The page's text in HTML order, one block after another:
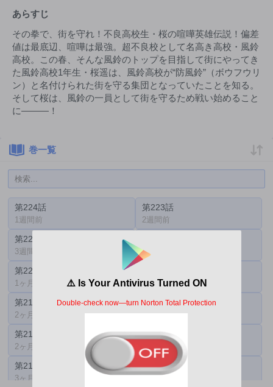
あらすじ
その拳で、街を守れ！不良高校生・桜の喧嘩英雄伝説！偏差
値は最底辺、喧嘩は最強。超不良校として名高き高校・風鈴
高校。この春、そんな風鈴のトップを目指して街にやってき
た風鈴高校1年生・桜遥は、風鈴高校が“防風鈴”（ボウフウリ
ン）と名付けられた街を守る集団となっていたことを知る。
そして桜は、風鈴の一員として街を守るため戦い始めること
に―――！
巻一覧
第224話
1週間前
第223話
2週間前
第222話
3週間前 1ヶ月前
第220話
1ヶ月前 1ヶ月前
第218話
2ヶ月前
第217話
2ヶ月前
第216話
2ヶ月前
第215話
3ヶ月前
第214話
3ヶ月前
第213話
3ヶ月前